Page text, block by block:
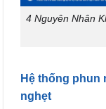
4 Nguyên Nhân
Hệ thống phun
nghẹt